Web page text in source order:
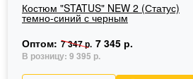
Костюм "STATUS" NEW 2 (Статус)
темно-синий с черным
Оптом: 7 347 р. 7 345 р.
В розницу: 9 395 р.